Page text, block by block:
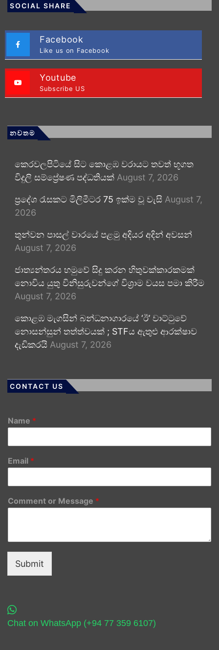
SOCIAL SHARE
Facebook
Like us on Facebook
Youtube
Subscribe US
නවතම
කෙරවලපිටියේ සිට කොළඹ වරායට තවත් භූගත
විදුලි සම්ප්‍රේෂණ පද්ධතියක් August 7, 2026
ප්‍රදේශ රැසකට මිලිමීටර 75 ඉක්ම වූ වැසි August 7,
2026
තුන්වන පාසල් වාරයේ පළමු අදියර අදින් අවසන්
August 7, 2026
ජාත්‍යන්තරය හමුවේ සිදු කරන හිතුවක්කාරකමක්
නොවිය යුතු විනිසුරුවන්ගේ විශ්‍රාම වයස පමා කිරීම
August 7, 2026
කොළඹ මැගසින් බන්ධනාගාරයේ ‘ඊ’ වාට්ටුවේ
නොසන්සුන් තත්ත්වයක් ; STFය ඇතුළු ආරක්ෂාව
දැඩිකරයි August 7, 2026
CONTACT US
Name *
Email *
Comment or Message *
Submit
Chat on WhatsApp (+94 77 359 6107)